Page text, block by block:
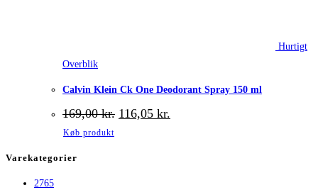
Hurtigt
Overblik
Calvin Klein Ck One Deodorant Spray 150 ml
169,00kr. Den
oprindelige
116,05 kr.
aktuelle
Køb produkt
Varekategorier
2765